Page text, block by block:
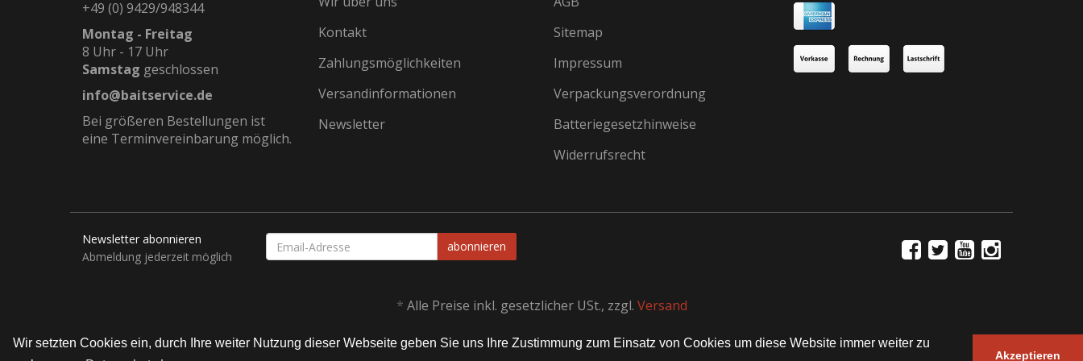
Wir setzten Cookies ein, durch Ihre weiter Nutzung dieser Webseite geben Sie uns Ihre Zustimmung zum Einsatz von Cookies um diese Website immer weiter zu
Akzeptieren
+49 (0) 9429/948344
Montag - Freitag
8 Uhr - 17 Uhr
Samstag geschlossen
info@baitservice.de
Bei größeren Bestellungen ist
eine Terminvereinbarung möglich.
Kontakt
Zahlungsmöglichkeiten
Versandinformationen
Newsletter
Sitemap
Impressum
Verpackungsverordnung
Batteriegesetzhinweise
Widerrufsrecht
Newsletter abonnieren
Abmeldung jederzeit möglich
EMAIL-
ADRESSE
abonnieren
* Alle Preise inkl. gesetzlicher USt., zzgl. Versand
© Bait Service Straubing e.K. Alle Rechte vorbehalten JTL-Shop| Design by ©